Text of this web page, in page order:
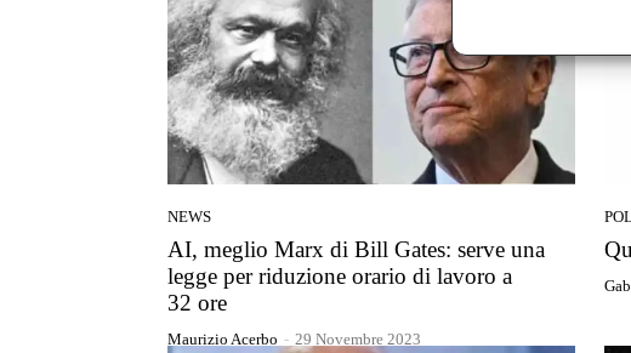
NEWS
AI, meglio Marx di Bill Gates: serve una
legge per riduzione orario di lavoro a
32 ore
Maurizio Acerbo - 29 Novembre 2023